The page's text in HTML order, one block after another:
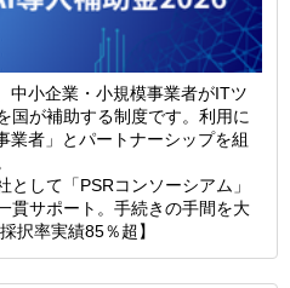
中小企業・小規模事業者がITツ
国が補助する制度です。利用に
業者」とパートナーシップを組
して「PSRコンソーシアム」
貫サポート。手続きの手間を大
択率実績85％超】